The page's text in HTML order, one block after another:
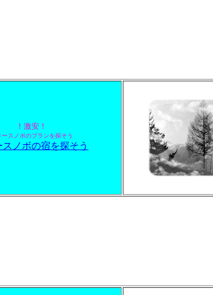
！激安！
ースノボのプランを探そう
スノボの宿を探そう